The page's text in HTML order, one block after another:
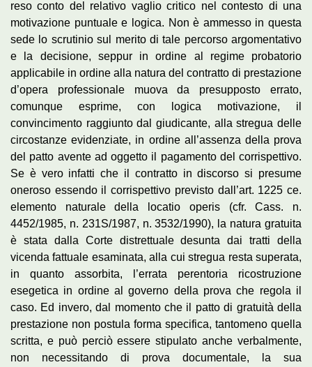
reso conto del relativo vaglio critico nel contesto di una
motivazione puntuale e logica. Non è ammesso in questa
sede lo scrutinio sul merito di tale percorso argomentativo
e la decisione, seppur in ordine al regime probatorio
applicabile in ordine alla natura del contratto di prestazione
d’opera professionale muova da presupposto errato,
comunque esprime, con logica motivazione, il
convincimento raggiunto dal giudicante, alla stregua delle
circostanze evidenziate, in ordine all’assenza della prova
del patto avente ad oggetto il pagamento del corrispettivo.
Se è vero infatti che il contratto in discorso si presume
oneroso essendo il corrispettivo previsto dall’art. 1225 ce.
elemento naturale della locatio operis (cfr. Cass. n.
4452/1985, n. 231S/1987, n. 3532/1990), la natura gratuita
è stata dalla Corte distrettuale desunta dai tratti della
vicenda fattuale esaminata, alla cui stregua resta superata,
in quanto assorbita, l’errata perentoria ricostruzione
esegetica in ordine al governo della prova che regola il
caso. Ed invero, dal momento che il patto di gratuità della
prestazione non postula forma specifica, tantomeno quella
scritta, e può perciò essere stipulato anche verbalmente,
non necessitando di prova documentale, la sua